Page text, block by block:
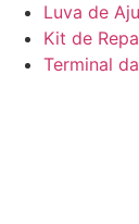
Luva de
Kit de
Terminal